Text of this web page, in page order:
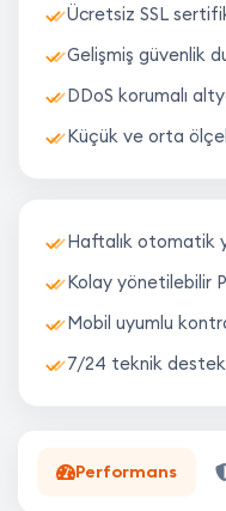
Ücretsiz SSL
Gelişmiş güvenlik
DDoS korumalı
Küçük ve orta
Haftalık otomatik
Kolay yönetilebilir
Mobil uyumlu
7/24 teknik destek
Performans